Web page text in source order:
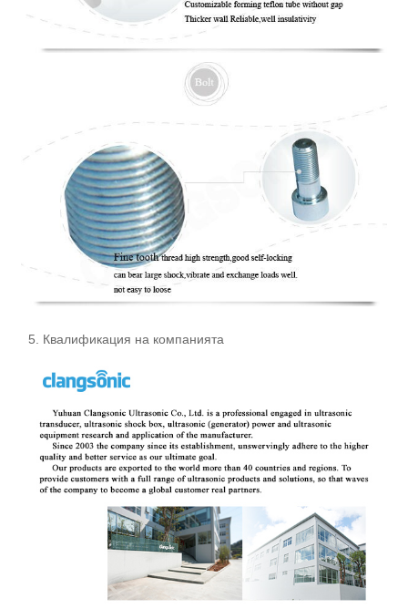
5. Квалификация на компанията